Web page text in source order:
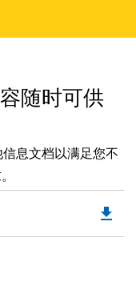
随时可供
息文档以满足您不
file_download